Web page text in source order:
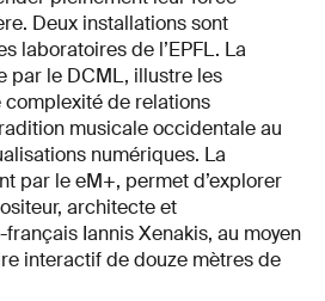
Deux installations sont
laboratoires de l’EPFL. La
par le DCML, illustre les
de relations
musicale occidentale au
numériques. La
par le eM+, permet d’explorer
architecte et
Iannis Xenakis, au moyen
interactif de douze mètres de